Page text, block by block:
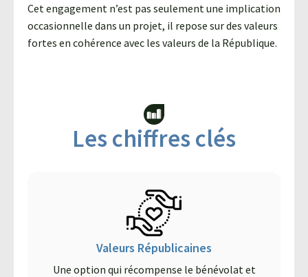
Cet engagement n’est pas seulement une implication
occasionnelle dans un projet, il repose sur des valeurs
fortes en cohérence avec les valeurs de la République.
Les chiffres clés​
Valeurs Républicaines
Une option qui récompense le bénévolat et